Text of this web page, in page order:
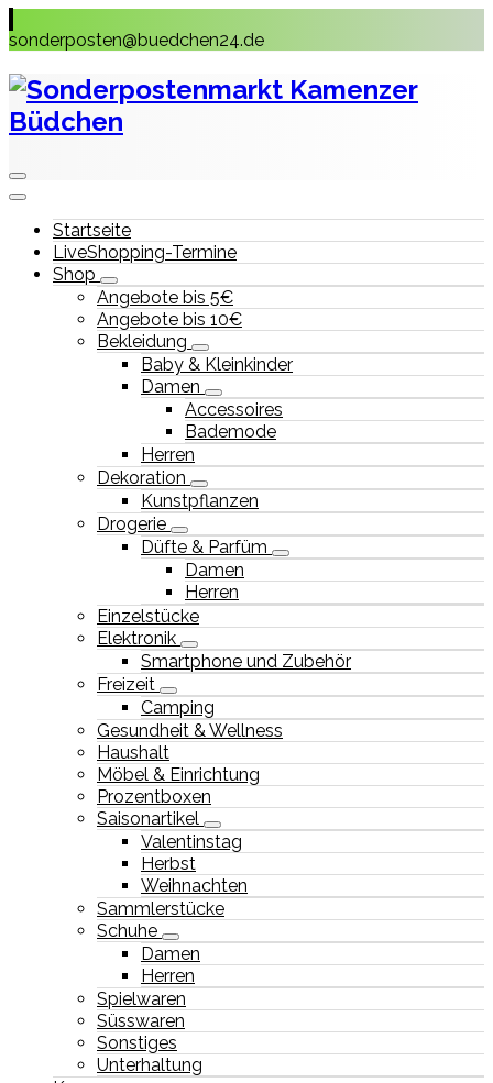
to
sonderposten@buedchen24.de
Startseite
LiveShopping-Termine
Shop
Angebote bis 5€
Angebote bis 10€
Bekleidung
Baby & Kleinkinder
Damen
Accessoires
Bademode
Herren
Dekoration
Kunstpflanzen
Drogerie
Düfte & Parfüm
Damen
Herren
Einzelstücke
Elektronik
Smartphone und Zubehör
Freizeit
Camping
Gesundheit & Wellness
Haushalt
Möbel & Einrichtung
Prozentboxen
Saisonartikel
Valentinstag
Herbst
Weihnachten
Sammlerstücke
Schuhe
Damen
Herren
Spielwaren
Süsswaren
Sonstiges
Unterhaltung